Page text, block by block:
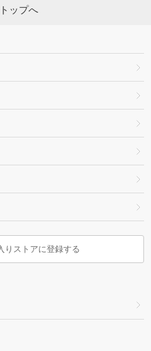
ップへ
りストアに登録する